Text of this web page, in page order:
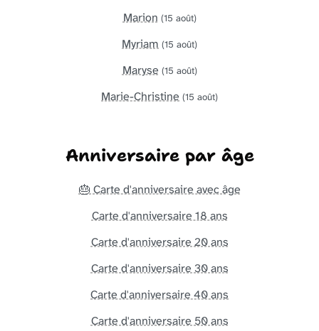
Marion (15 août)
Myriam (15 août)
Maryse (15 août)
Marie-Christine (15 août)
Anniversaire par âge
🎂 Carte d'anniversaire avec âge
Carte d'anniversaire 18 ans
Carte d'anniversaire 20 ans
Carte d'anniversaire 30 ans
Carte d'anniversaire 40 ans
Carte d'anniversaire 50 ans